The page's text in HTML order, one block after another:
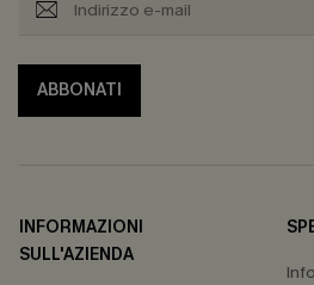
ABBONATI
INFORMAZIONI
SULL'AZIENDA